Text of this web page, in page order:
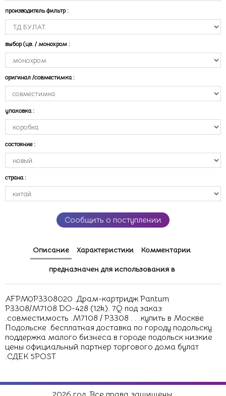
производитель фильтр :
выбор (цв. / монохром :
оригинал /совместимка :
упаковка :
состояние :
страна :
Сообщить о поступлении
Описание Характеристики Комментарии
предназначен для использования в
AFPM0P3308020 .Драм-картридж Pantum
P3308/M7108 DO-428 (12k). 7Q под заказ
.совместимость .M7108 / P3308 . . .купить в Москве
Подольске .бесплатная доставка по городу подольску
поддержка малого бизнеса в городе подольск низкие
цены официальный партнер торгового дома булат
.СДЕК 5POST